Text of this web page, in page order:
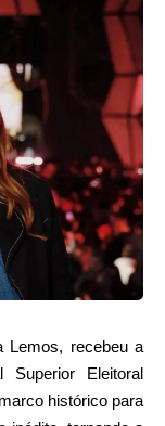
Lemos, recebeu a
Superior Eleitoral
histórico para